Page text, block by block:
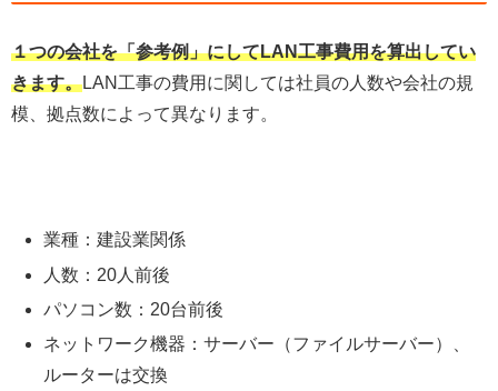
１つの会社を「参考例」にしてLAN工事費用を算出してい
きます。LAN工事の費用に関しては社員の人数や会社の規
模、拠点数によって異なります。
業種：建設業関係
人数：20人前後
パソコン数：20台前後
ネットワーク機器：サーバー（ファイルサーバー）、
ルーターは交換